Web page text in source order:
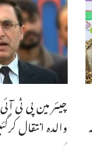
چیئر مین پی ٹی
والدہ انتقال